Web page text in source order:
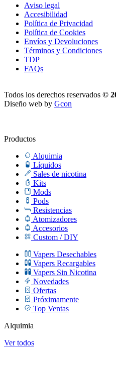
Aviso legal
Accesibilidad
Política de Privacidad
Política de Cookies
Envíos y Devoluciones
Términos y Condiciones
TDP
FAQs
Todos los derechos reservados ©
Diseño web by Gcon
Productos
Alquimia
Líquidos
Sales de nicotina
Kits
Mods
Pods
Resistencias
Atomizadores
Accesorios
Custom / DIY
Vapers Desechables
Vapers Recargables
Vapers Sin Nicotina
Novedades
Ofertas
Próximamente
Top Ventas
Alquimia
Ver todos